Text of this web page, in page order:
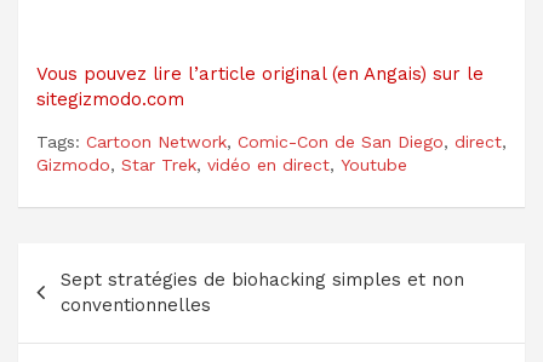
Vous pouvez lire l’article original (en Angais) sur le
sitegizmodo.com
Tags: Cartoon Network, Comic-Con de San Diego, direct,
Gizmodo, Star Trek, vidéo en direct, Youtube
Navigation
de
l’article
Sept stratégies de biohacking simples et non
conventionnelles